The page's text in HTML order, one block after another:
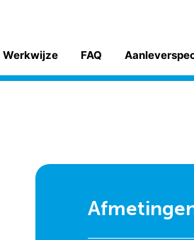
Werkwijze FAQ